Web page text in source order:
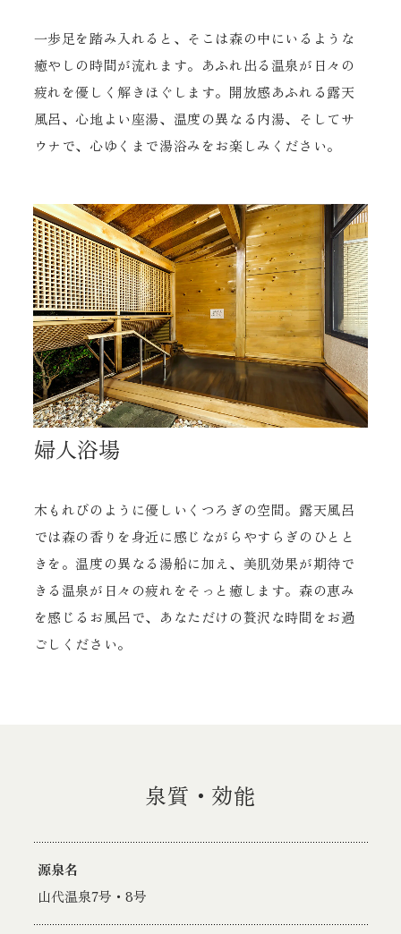
一歩足を踏み入れると、そこは森の中にいるような
癒やしの時間が流れます。あふれ出る温泉が日々の
疲れを優しく解きほぐします。開放感あふれる露天
風呂、心地よい座湯、温度の異なる内湯、そしてサ
ウナで、心ゆくまで湯浴みをお楽しみください。
婦人浴場
木もれびのように優しいくつろぎの空間。露天風呂
では森の香りを身近に感じながらやすらぎのひとと
きを。温度の異なる湯船に加え、美肌効果が期待で
きる温泉が日々の疲れをそっと癒します。森の恵み
を感じるお風呂で、あなただけの贅沢な時間をお過
ごしください。
泉質・効能
源泉名
山代温泉7号・8号